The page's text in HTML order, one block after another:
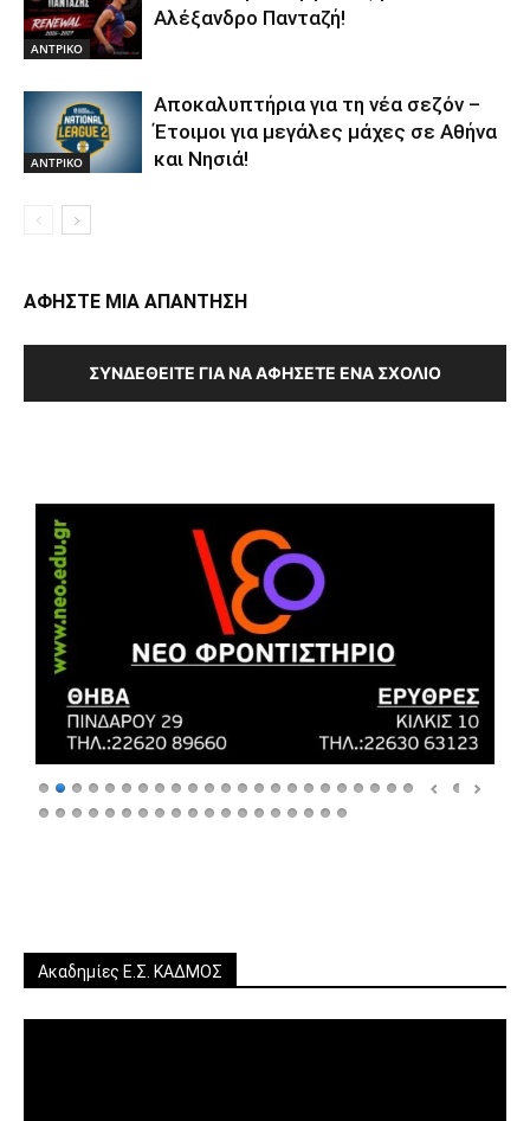
ΑΝTΡΙΚΟ
Αλέξανδρο Πανταζή!
ΑΝTΡΙΚΟ
Αποκαλυπτήρια για τη νέα σεζόν –
Έτοιμοι για μεγάλες μάχες σε Αθήνα
και Νησιά!
ΑΦΗΣΤΕ ΜΙΑ ΑΠΑΝΤΗΣΗ
ΣΥΝΔΕΘΕΊΤΕ ΓΙΑ ΝΑ ΑΦΉΣΕΤΕ ΈΝΑ ΣΧΌΛΙΟ
Ακαδημίες Ε.Σ. ΚΑΔΜΟΣ